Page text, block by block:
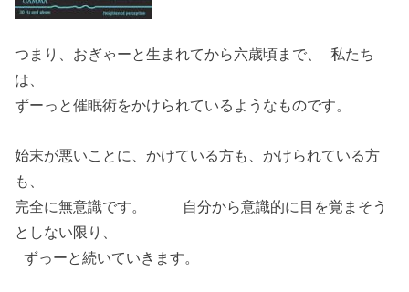
つまり、おぎゃーと生まれてから六歳頃まで、 私たち
は、
ずーっと催眠術をかけられているようなものです。
始末が悪いことに、かけている方も、かけられている方
も、
完全に無意識です。 自分から意識的に目を覚まそう
としない限り、
ずっーと続いていきます。